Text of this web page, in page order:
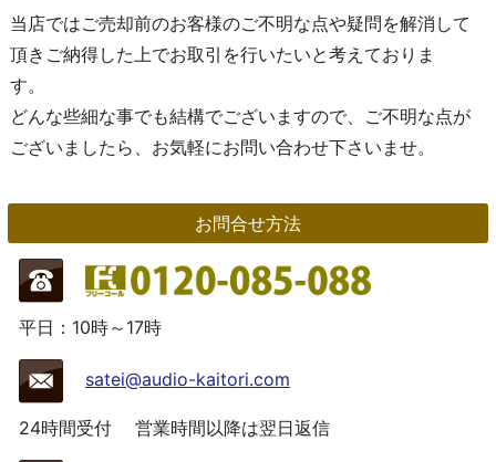
当店ではご売却前のお客様のご不明な点や疑問を解消して
頂きご納得した上でお取引を行いたいと考えておりま
す。
どんな些細な事でも結構でございますので、ご不明な点が
ございましたら、お気軽にお問い合わせ下さいませ。
お問合せ方法
平日：10時～17時
satei@audio-kaitori.com
24時間受付 営業時間以降は翌日返信